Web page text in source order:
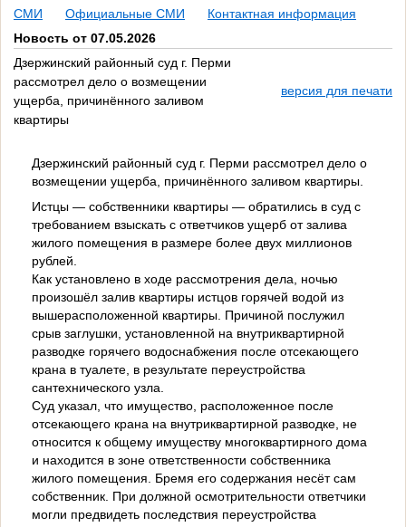
СМИ
Официальные СМИ
Контактная информация
Новость от 07.05.2026
Дзержинский районный суд г. Перми
рассмотрел дело о возмещении
ущерба, причинённого заливом
квартиры
версия для печати
Дзержинский районный суд г. Перми рассмотрел дело о
возмещении ущерба, причинённого заливом квартиры.
Истцы — собственники квартиры — обратились в суд с
требованием взыскать с ответчиков ущерб от залива
жилого помещения в размере более двух миллионов
рублей.
Как установлено в ходе рассмотрения дела, ночью
произошёл залив квартиры истцов горячей водой из
вышерасположенной квартиры. Причиной послужил
срыв заглушки, установленной на внутриквартирной
разводке горячего водоснабжения после отсекающего
крана в туалете, в результате переустройства
сантехнического узла.
Суд указал, что имущество, расположенное после
отсекающего крана на внутриквартирной разводке, не
относится к общему имуществу многоквартирного дома
и находится в зоне ответственности собственника
жилого помещения. Бремя его содержания несёт сам
собственник. При должной осмотрительности ответчики
могли предвидеть последствия переустройства